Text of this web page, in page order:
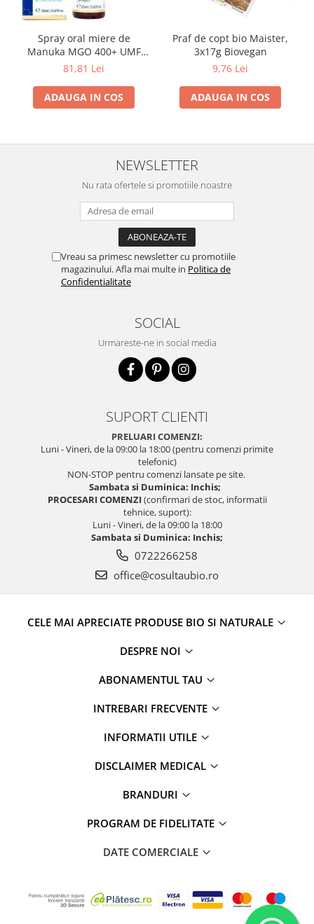
Spray oral miere de
Manuka MGO 400+ UMF
13+ cu Propolis (20ml)
81,81 Lei
ADAUGA IN COS
Praf de copt bio Maister,
3x17g Biovegan
9,76 Lei
ADAUGA IN COS
NEWSLETTER
Nu rata ofertele si promotiile noastre
Vreau sa primesc newsletter cu promotiile
magazinului. Afla mai multe in Politica de
Confidentialitate
SOCIAL
Urmareste-ne in social media
SUPORT CLIENTI
PRELUARI COMENZI:
Luni - Vineri, de la 09:00 la 18:00 (pentru comenzi primite
telefonic)
NON-STOP pentru comenzi lansate pe site.
Sambata si Duminica: Inchis;
PROCESARI COMENZI(confirmari de stoc, informatii
tehnice, suport):
Luni - Vineri, de la 09:00 la 18:00
Sambata si Duminica: Inchis;
0722266258
office@cosultaubio.ro
CELE MAI APRECIATE PRODUSE BIO SI NATURALE
DESPRE NOI
ABONAMENTUL TAU
INTREBARI FRECVENTE
INFORMATII UTILE
DISCLAIMER MEDICAL
BRANDURI
PROGRAM DE FIDELITATE
DATE COMERCIALE